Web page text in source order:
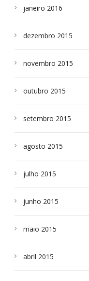
janeiro 2016
dezembro 2015
novembro 2015
outubro 2015
setembro 2015
agosto 2015
julho 2015
junho 2015
maio 2015
abril 2015